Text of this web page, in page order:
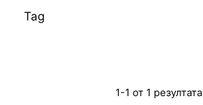
Tag
1-1 от 1 резултата